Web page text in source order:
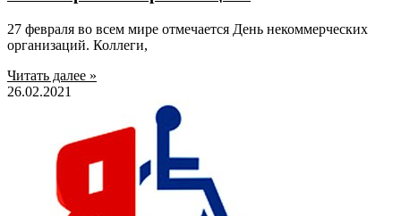
27 февраля во всем мире отмечается День некоммерческих
организаций. Коллеги,
Читать далее »
26.02.2021